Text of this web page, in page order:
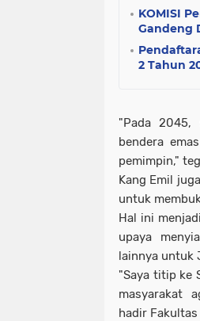
KOMISI
Gandeng
2 Tahun
"Pada 2045,
bendera
pemimpin,"
Kang Emil
untuk
Hal ini
upaya
lainnya untuk
"Saya titip ke
masyarakat
hadir